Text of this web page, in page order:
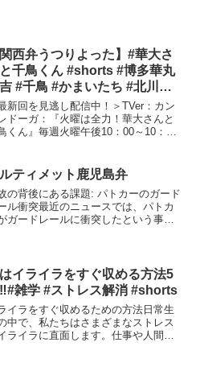
関西弁うつりよった】#華大さ
千鳥くん #shorts #博多華丸
#千鳥 #かまいたち #北川景
#塚地武雅 #面白い #切り抜き
新回を見逃し配信中！＞TVer：カン
ドーガ：『火曜は全力！華大さんと
くん』毎週火曜午後10：00～10：54
のMCを務める博多華丸・大吉と千鳥
“いち...
ティメット鹿児島弁
の背後にある課題: パトカーのガード
ル衝突最近のニュースでは、パトカ
ガードレールに衝突したという事例
常に社会の安全を...
イライラをすぐ収める方法5
雑学 #ストレス解消 #shorts
イラをすぐ収めるための方法日常生
中で、私たちはさまざまなストレス
ライラに直面します。仕事や人間関